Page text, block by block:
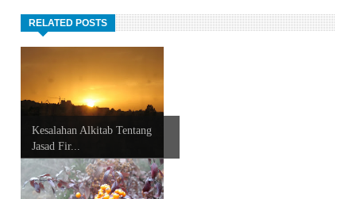
RELATED POSTS
Kesalahan Alkitab Tentang
Jasad Fir...